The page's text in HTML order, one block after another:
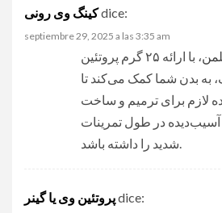
کینگ وی رونیdice:
septiembre 29, 2025 a las 3:35 am
، با ارائه ۲۵ گرم پروتئین
به بدن شما کمک می‌کند تا
لازم برای ترمیم و ساخت
در طول تمرینات
شدید را داشته باشد.
پروتئین وی یا گینرdice: